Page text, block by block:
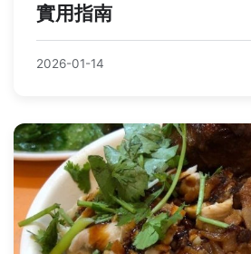
實用指南
2026-01-14